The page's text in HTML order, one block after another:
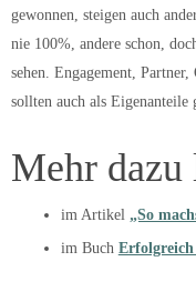
gewonnen, steigen auch
nie 100%, andere schon,
sehen. Engagement,
sollten auch als Eigenanteile
Mehr
im Artikel „So
im Buch